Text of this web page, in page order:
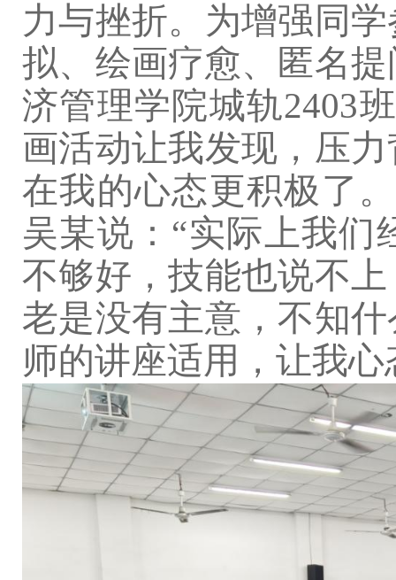
力与挫折。为增强 同学
拟、绘画疗愈、匿名
济管理学院城轨2403
画活动让我发现，压
在我的心态更积极了
吴某说：“实际上我们
不够好，技能也说不
老是没有主意，不知
师的讲座适用，让我